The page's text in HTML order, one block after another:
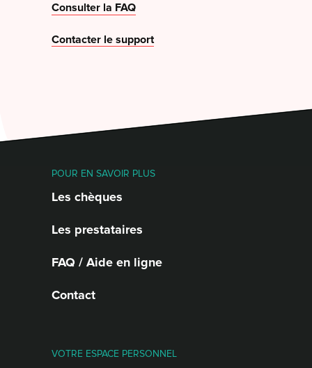
Consulter la FAQ
Contacter le support
POUR EN SAVOIR PLUS
Les chèques
Les prestataires
FAQ / Aide en ligne
Contact
VOTRE ESPACE PERSONNEL